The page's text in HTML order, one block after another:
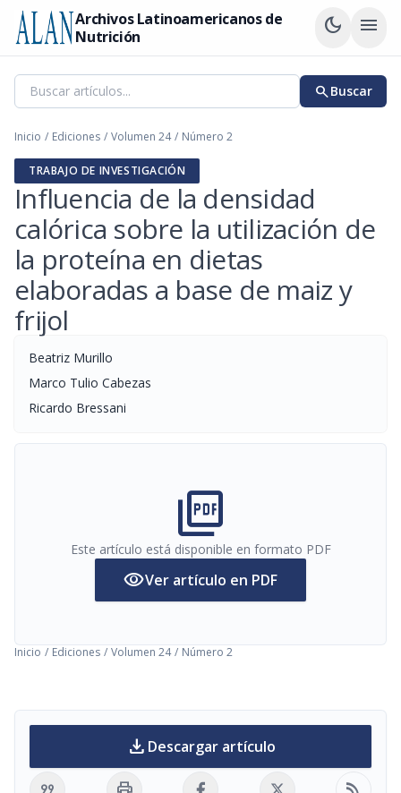
Archivos Latinoamericanos de
Nutrición
dark_mode menu
searchBuscar
Inicio / Ediciones / Volumen 24 / Número 2
TRABAJO DE INVESTIGACIÓN
Influencia de la densidad
calórica sobre la utilización de
la proteína en dietas
elaboradas a base de maiz y
frijol
Beatriz Murillo
Marco Tulio Cabezas
Ricardo Bressani
picture_as_pdf
Este artículo está disponible en formato PDF
visibilityVer artículo en PDF
Inicio / Ediciones / Volumen 24 / Número 2
download Descargar artículo